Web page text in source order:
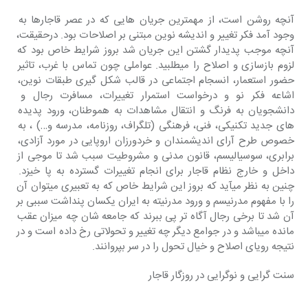
آنچه روشن است، از مهمترین جریان هایی که در عصر قاجارها به
وجود آمد فکر تغییر و اندیشه نوین مبتنی بر اصلاحات بود. درحقیقت،
آنچه موجب پدیدار گشتن این جریان شد بروز شرایط خاص بود که
لزوم بازسازی و اصلاح را میطلبید. عواملی چون تماس با غرب، تاثیر
حضور استعمار، انسجام اجتماعی در قالب شکل گیری طبقات نوین،
اشاعه فکر نو و درخواست استمرار تغییرات، مسافرت رجال و
دانشجویان به فرنگ و انتقال مشاهدات به هموطنان، ورود پدیده
های جدید تکنیکی، فنی، فرهنگی (تلگراف، روزنامه، مدرسه و…) ، به
خصوص طرح آرای اندیشمندان و خردورزان اروپایی در مورد آزادی،
برابری، سوسیالیسم، قانون مدنی و مشروطیت سبب شد تا موجی از
داخل و خارج نظام قاجار برای انجام تغییرات گسترده به پا خیزد.
چنین به نظر میآید که بروز این شرایط خاص که به تعبیری میتوان آن
را با مفهوم مدرنیسم و ورود مدرنیته به ایران یکسان پنداشت سببی بر
آن شد تا برخی رجال آگاه تر پی ببرند که جامعه شان چه میزان عقب
مانده میباشد و در جوامع دیگر چه تغییر و تحولاتی رخ داده است و در
نتیجه رویای اصلاح و خیال تحول را در سر بپروانند.
سنت گرایی و نوگرایی در روزگار قاجار